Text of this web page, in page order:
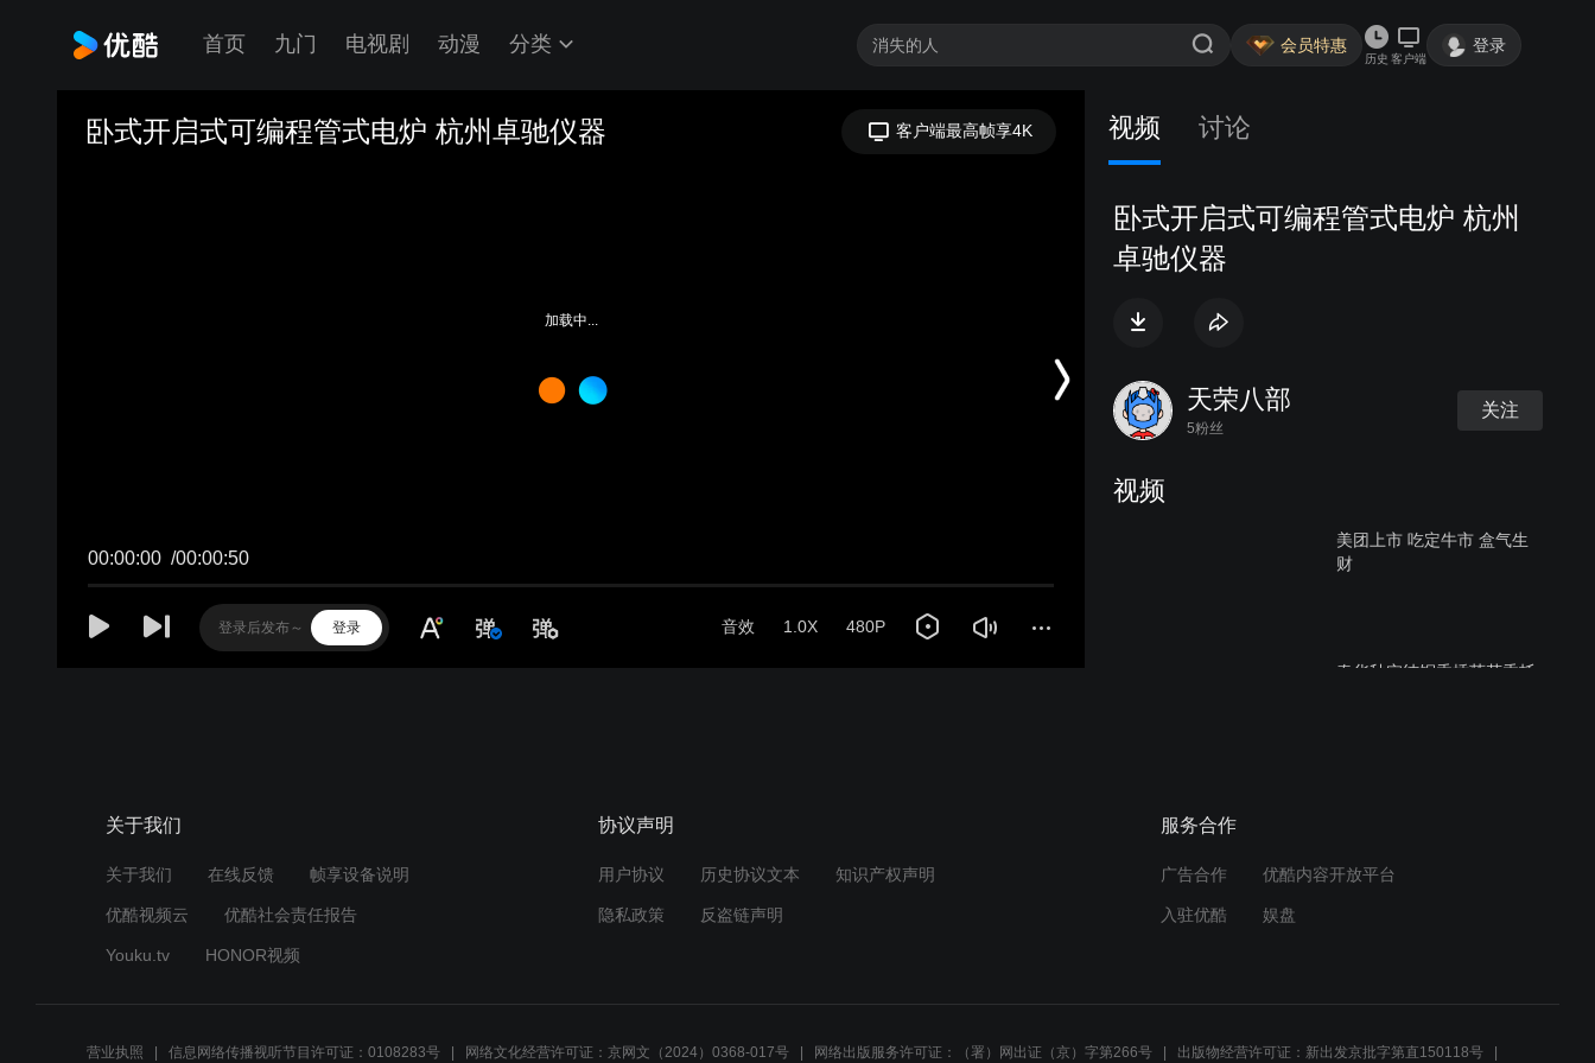
首页 九门 电视剧 动漫 分类 会员特惠
历史 客户端
登录
卧式开启式可编程管式电炉 杭州卓驰仪器 客户端最高帧享4K
00:00:00 /00:00:50
登录 音效 1.0X 480P
加载中...
视频 讨论
卧式开启式可编程管式电炉 杭州
卓驰仪器
天荣八部
5粉丝
关注
视频
美团上市 吃定牛市 盒气生
财
春华秋实纯铜香插莲花香托
关于我们
关于我们 在线反馈 帧享设备说明
优酷视频云 优酷社会责任报告
Youku.tv HONOR视频
协议声明
用户协议 历史协议文本 知识产权声明
隐私政策 反盗链声明
服务合作
广告合作 优酷内容开放平台
入驻优酷 娱盘
营业执照 信息网络传播视听节目许可证：0108283号 网络文化经营许可证：京网文（2024）0368-017号 网络出版服务许可证：（署）网出证（京）字第266号 出版物经营许可证：新出发京批字第直150118号